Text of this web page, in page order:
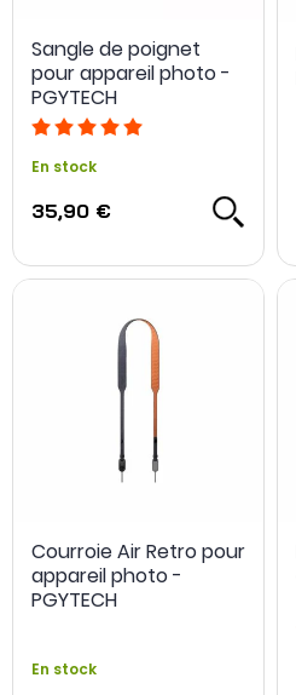
Sangle de poignet
pour appareil photo -
PGYTECH
En stock
35,90 €
Courroie Air Retro pour
appareil photo -
PGYTECH
En stock